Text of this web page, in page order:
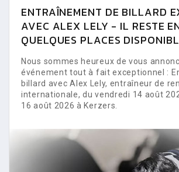
ENTRAÎNEMENT DE BILLARD
AVEC ALEX LELY - IL RESTE
QUELQUES PLACES
Nous sommes heureux de vous
événement tout à fait exceptionnel :
billard avec Alex Lely, entraîneur de
internationale, du vendredi 14 août
16 août 2026 à Kerzers.